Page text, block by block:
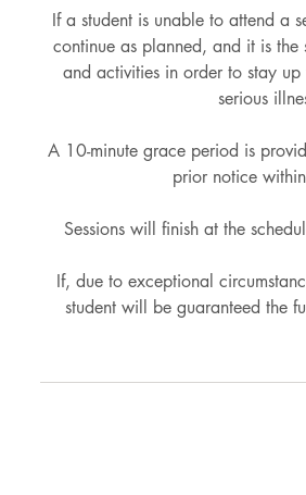
If a student is unable to attend a
continue as planned, and it is the
and activities in order to stay
serious
A 10-minute grace period is
prior notice
Sessions will finish at the
If, due to exceptional
student will be guaranteed the